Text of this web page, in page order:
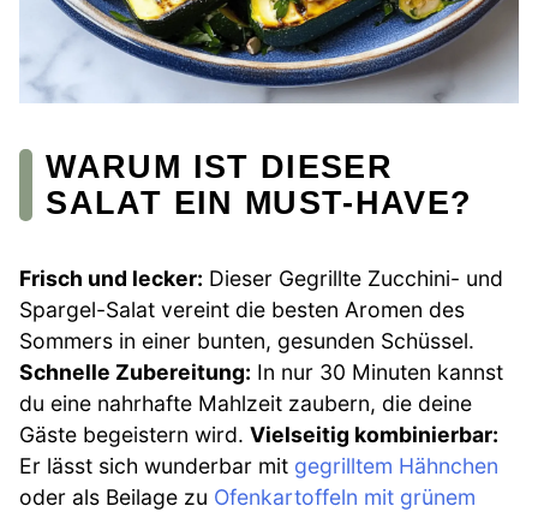
WARUM IST DIESER
SALAT EIN MUST-HAVE?
Frisch und lecker: Dieser Gegrillte Zucchini- und
Spargel-Salat vereint die besten Aromen des
Sommers in einer bunten, gesunden Schüssel.
Schnelle Zubereitung: In nur 30 Minuten kannst
du eine nahrhafte Mahlzeit zaubern, die deine
Gäste begeistern wird. Vielseitig kombinierbar:
Er lässt sich wunderbar mit gegrilltem Hähnchen
oder als Beilage zu Ofenkartoffeln mit grünem